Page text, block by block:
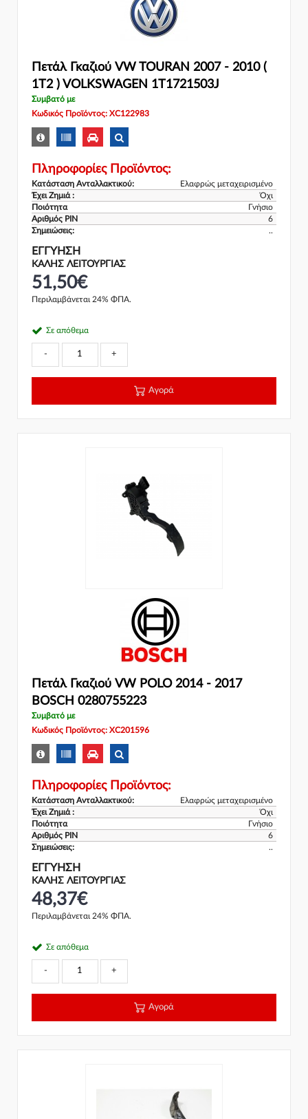
Πετάλ Γκαζιού VW TOURAN 2007 - 2010 (
1T2 ) VOLKSWAGEN 1T1721503J
Συμβατό με
Κωδικός Προϊόντος: XC122983
Πληροφορίες Προϊόντος:
Κατάσταση Ανταλλακτικού:
Ελαφρώς μεταχειρισμένο
Έχει Ζημιά :
Όχι
Ποιότητα
Γνήσιο
Αριθμός PIN
6
Σημειώσεις:
..
ΕΓΓΎΗΣΗ
ΚΑΛΗΣ ΛΕΙΤΟΥΡΓΙΑΣ
51,50€
Περιλαμβάνεται 24% ΦΠΑ.
Σε απόθεμα
- +
Αγορά
Πετάλ Γκαζιού VW POLO 2014 - 2017
BOSCH 0280755223
Συμβατό με
Κωδικός Προϊόντος: XC201596
Πληροφορίες Προϊόντος:
Κατάσταση Ανταλλακτικού:
Ελαφρώς μεταχειρισμένο
Έχει Ζημιά :
Όχι
Ποιότητα
Γνήσιο
Αριθμός PIN
6
Σημειώσεις:
..
ΕΓΓΎΗΣΗ
ΚΑΛΗΣ ΛΕΙΤΟΥΡΓΙΑΣ
48,37€
Περιλαμβάνεται 24% ΦΠΑ.
Σε απόθεμα
- +
Αγορά